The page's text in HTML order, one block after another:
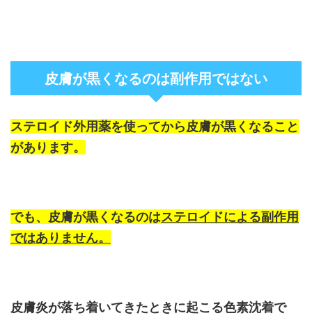
皮膚が黒くなるのは副作用ではない
ステロイド外用薬を使ってから皮膚が黒くなること
があります。
でも、皮膚が黒くなるのはステロイドによる副作用
ではありません。
皮膚炎が落ち着いてきたときに起こる色素沈着で